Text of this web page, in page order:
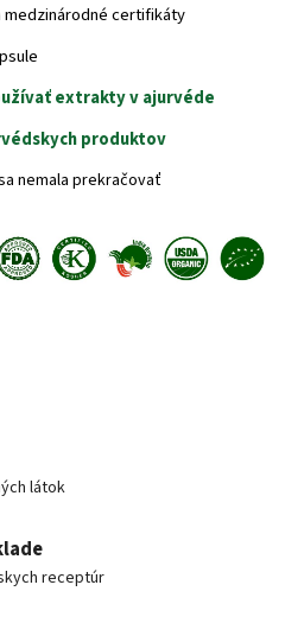
certifikáty
extrakty v ajurvéde
produktov
nemala prekračovať
látok
receptúr